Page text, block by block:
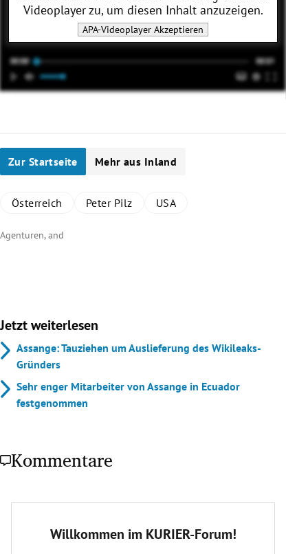
Videoplayerzu, um diesen Inhalt anzuzeigen.
APA-Videoplayer Akzeptieren
Zur Startseite Mehr aus Inland
Österreich Peter Pilz USA
Agenturen, and
Jetzt weiterlesen
Assange: Tauziehen um Auslieferung des Wikileaks-
Gründers
Sehr enger Mitarbeiter von Assange in Ecuador
festgenommen
Kommentare